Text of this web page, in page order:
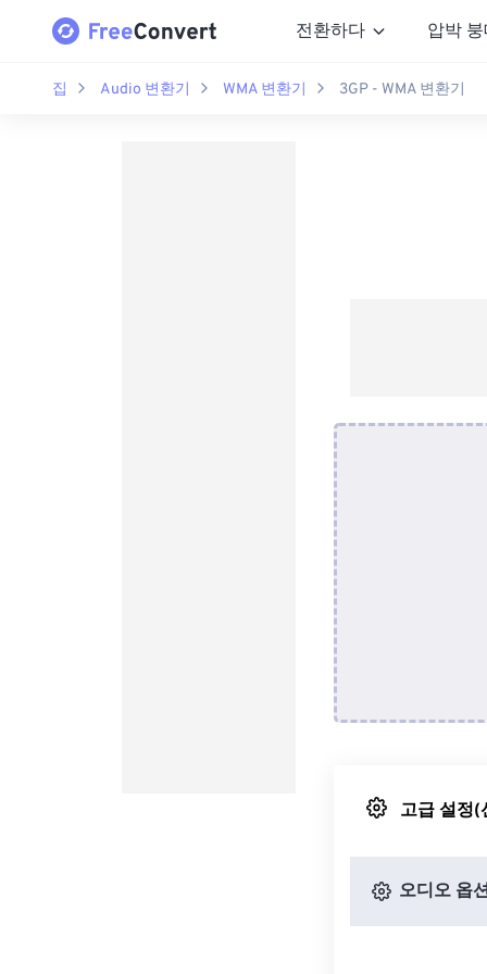
전환하다 압박
집 Audio 변환기 WMA 변환기 3GP - WMA 변환기
고급 설정(
오디오 옵